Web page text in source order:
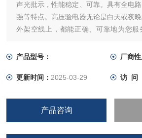
声光批示，性能稳定、可靠。具有全电
强等特点。高压验电器无论是白天或夜
外架空线上，都能正确、可靠地为您服
产品型号：
厂商性
更新时间： 2025-03-29 访 问
产品咨询